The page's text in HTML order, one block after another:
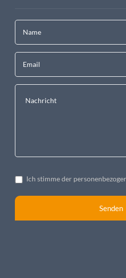
Ich stimme der